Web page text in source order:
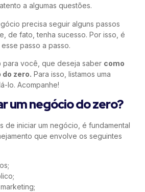
a algumas questões.
precisa seguir alguns passos
de fato, tenha sucesso. Por isso, é
passo a passo.
para você, que deseja saber como
zero. Para isso, listamos uma
lo. Acompanhe!
um negócio do zero?
de iniciar um negócio, é fundamental
que envolve os seguintes